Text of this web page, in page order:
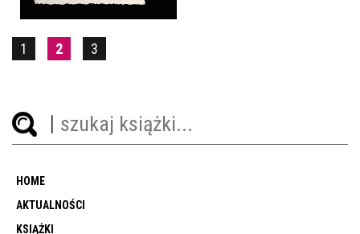
1 2 3
HOME
AKTUALNOŚCI
KSIĄŻKI